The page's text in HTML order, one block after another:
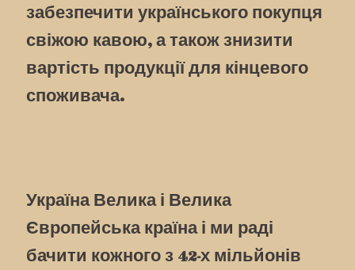
забезпечити українського покупця
свіжою кавою, а також знизити
вартість продукції для кінцевого
споживача.
Україна Велика і Велика
Європейська країна і ми раді
бачити кожного з 42-х мільйонів